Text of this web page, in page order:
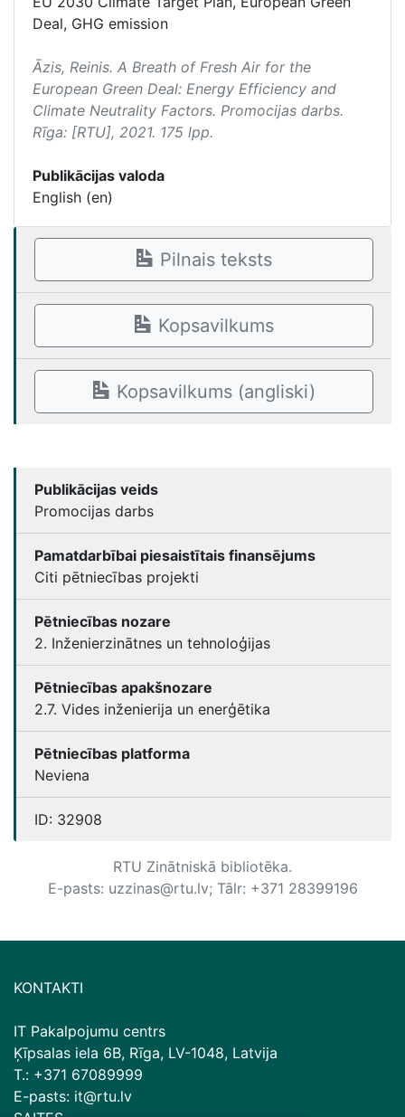
Deal, GHG emission
Āzis, Reinis. A Breath of Fresh Air for the
European Green Deal: Energy Efficiency and
Climate Neutrality Factors. Promocijas darbs.
Rīga: [RTU], 2021. 175 lpp.
Publikācijas valoda
English (en)
Pilnais teksts
Kopsavilkums
Kopsavilkums (angliski)
Publikācijas veids
Promocijas darbs
Pamatdarbībai piesaistītais finansējums
Citi pētniecības projekti
Pētniecības nozare
2. Inženierzinātnes un tehnoloģijas
Pētniecības apakšnozare
2.7. Vides inženierija un enerģētika
Pētniecības platforma
Neviena
ID: 32908
RTU Zinātniskā bibliotēka.
E-pasts: uzzinas@rtu.lv; Tālr: +371 28399196
KONTAKTI
IT Pakalpojumu centrs
Ķīpsalas iela 6B, Rīga, LV-1048, Latvija
T.: +371 67089999
E-pasts: it@rtu.lv